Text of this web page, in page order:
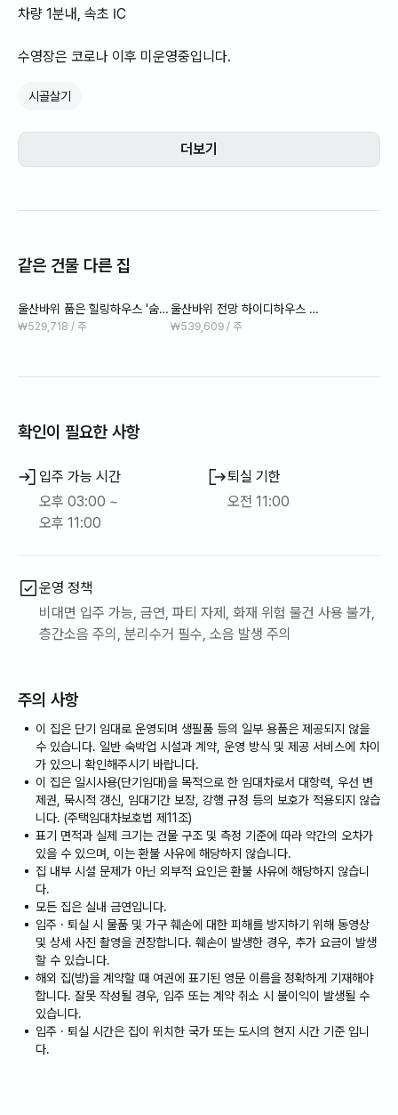
차량 1분내, 속초 IC
수영장은 코로나 이후 미운영중입니다.
시골살기
더보기
같은 건물 다른 집
울산바위 품은 힐링하우스 '숨'
#인기순 #리뷰순
₩529,718 / 주
울산바위 전망 하이디하우스 #
바베큐무료
₩539,609 / 주
확인이 필요한 사항
입주 가능 시간
오후 03:00 ~
오후 11:00
퇴실 기한
오전 11:00
운영 정책
비대면 입주 가능, 금연, 파티 자제, 화재 위험 물건 사용 불가,
층간소음 주의, 분리수거 필수, 소음 발생 주의
주의 사항
이 집은 단기 임대로 운영되며 생필품 등의 일부 용품은 제공되지 않을
수 있습니다. 일반 숙박업 시설과 계약, 운영 방식 및 제공 서비스에 차이
가 있으니 확인해주시기 바랍니다.
이 집은 일시사용(단기임대)을 목적으로 한 임대차로서 대항력, 우선 변
제권, 묵시적 갱신, 임대기간 보장, 강행 규정 등의 보호가 적용되지 않습
니다. (주택임대차보호법 제11조)
표기 면적과 실제 크기는 건물 구조 및 측정 기준에 따라 약간의 오차가
있을 수 있으며, 이는 환불 사유에 해당하지 않습니다.
집 내부 시설 문제가 아닌 외부적 요인은 환불 사유에 해당하지 않습니
다.
모든 집은 실내 금연입니다.
입주 · 퇴실 시 물품 및 가구 훼손에 대한 피해를 방지하기 위해 동영상
및 상세 사진 촬영을 권장합니다. 훼손이 발생한 경우, 추가 요금이 발생
할 수 있습니다.
해외 집(방)을 계약할 때 여권에 표기된 영문 이름을 정확하게 기재해야
합니다. 잘못 작성될 경우, 입주 또는 계약 취소 시 불이익이 발생될 수
있습니다.
입주 · 퇴실 시간은 집이 위치한 국가 또는 도시의 현지 시간 기준 입니
다.